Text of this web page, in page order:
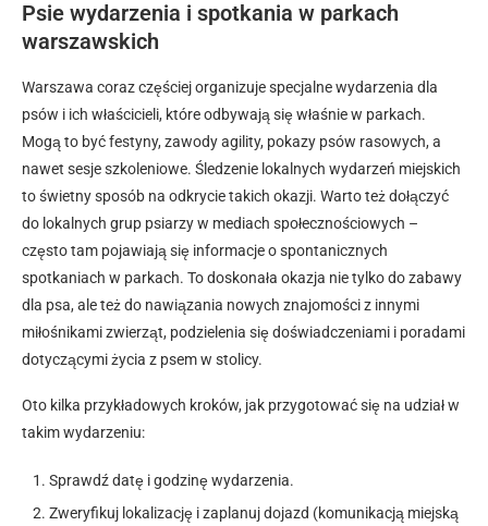
Psie wydarzenia i spotkania w parkach
warszawskich
Warszawa coraz częściej organizuje specjalne wydarzenia dla
psów i ich właścicieli, które odbywają się właśnie w parkach.
Mogą to być festyny, zawody agility, pokazy psów rasowych, a
nawet sesje szkoleniowe. Śledzenie lokalnych wydarzeń miejskich
to świetny sposób na odkrycie takich okazji. Warto też dołączyć
do lokalnych grup psiarzy w mediach społecznościowych –
często tam pojawiają się informacje o spontanicznych
spotkaniach w parkach. To doskonała okazja nie tylko do zabawy
dla psa, ale też do nawiązania nowych znajomości z innymi
miłośnikami zwierząt, podzielenia się doświadczeniami i poradami
dotyczącymi życia z psem w stolicy.
Oto kilka przykładowych kroków, jak przygotować się na udział w
takim wydarzeniu:
Sprawdź datę i godzinę wydarzenia.
Zweryfikuj lokalizację i zaplanuj dojazd (komunikacją miejską